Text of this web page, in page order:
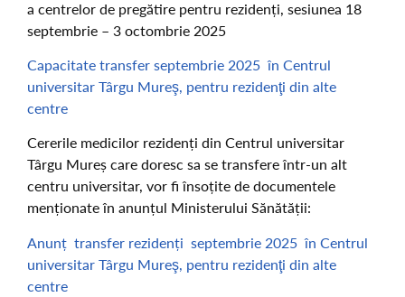
a centrelor de pregătire pentru rezidenți, sesiunea 18
septembrie – 3 octombrie 2025
Capacitate transfer septembrie 2025 în Centrul
universitar Târgu Mureş, pentru rezidenţi din alte
centre
Cererile medicilor rezidenți din Centrul universitar
Târgu Mureș care doresc sa se transfere într-un alt
centru universitar, vor fi însoțite de documentele
menționate în anunțul Ministerului Sănătății:
Anunț transfer rezidenți septembrie 2025 în Centrul
universitar Târgu Mureş, pentru rezidenţi din alte
centre